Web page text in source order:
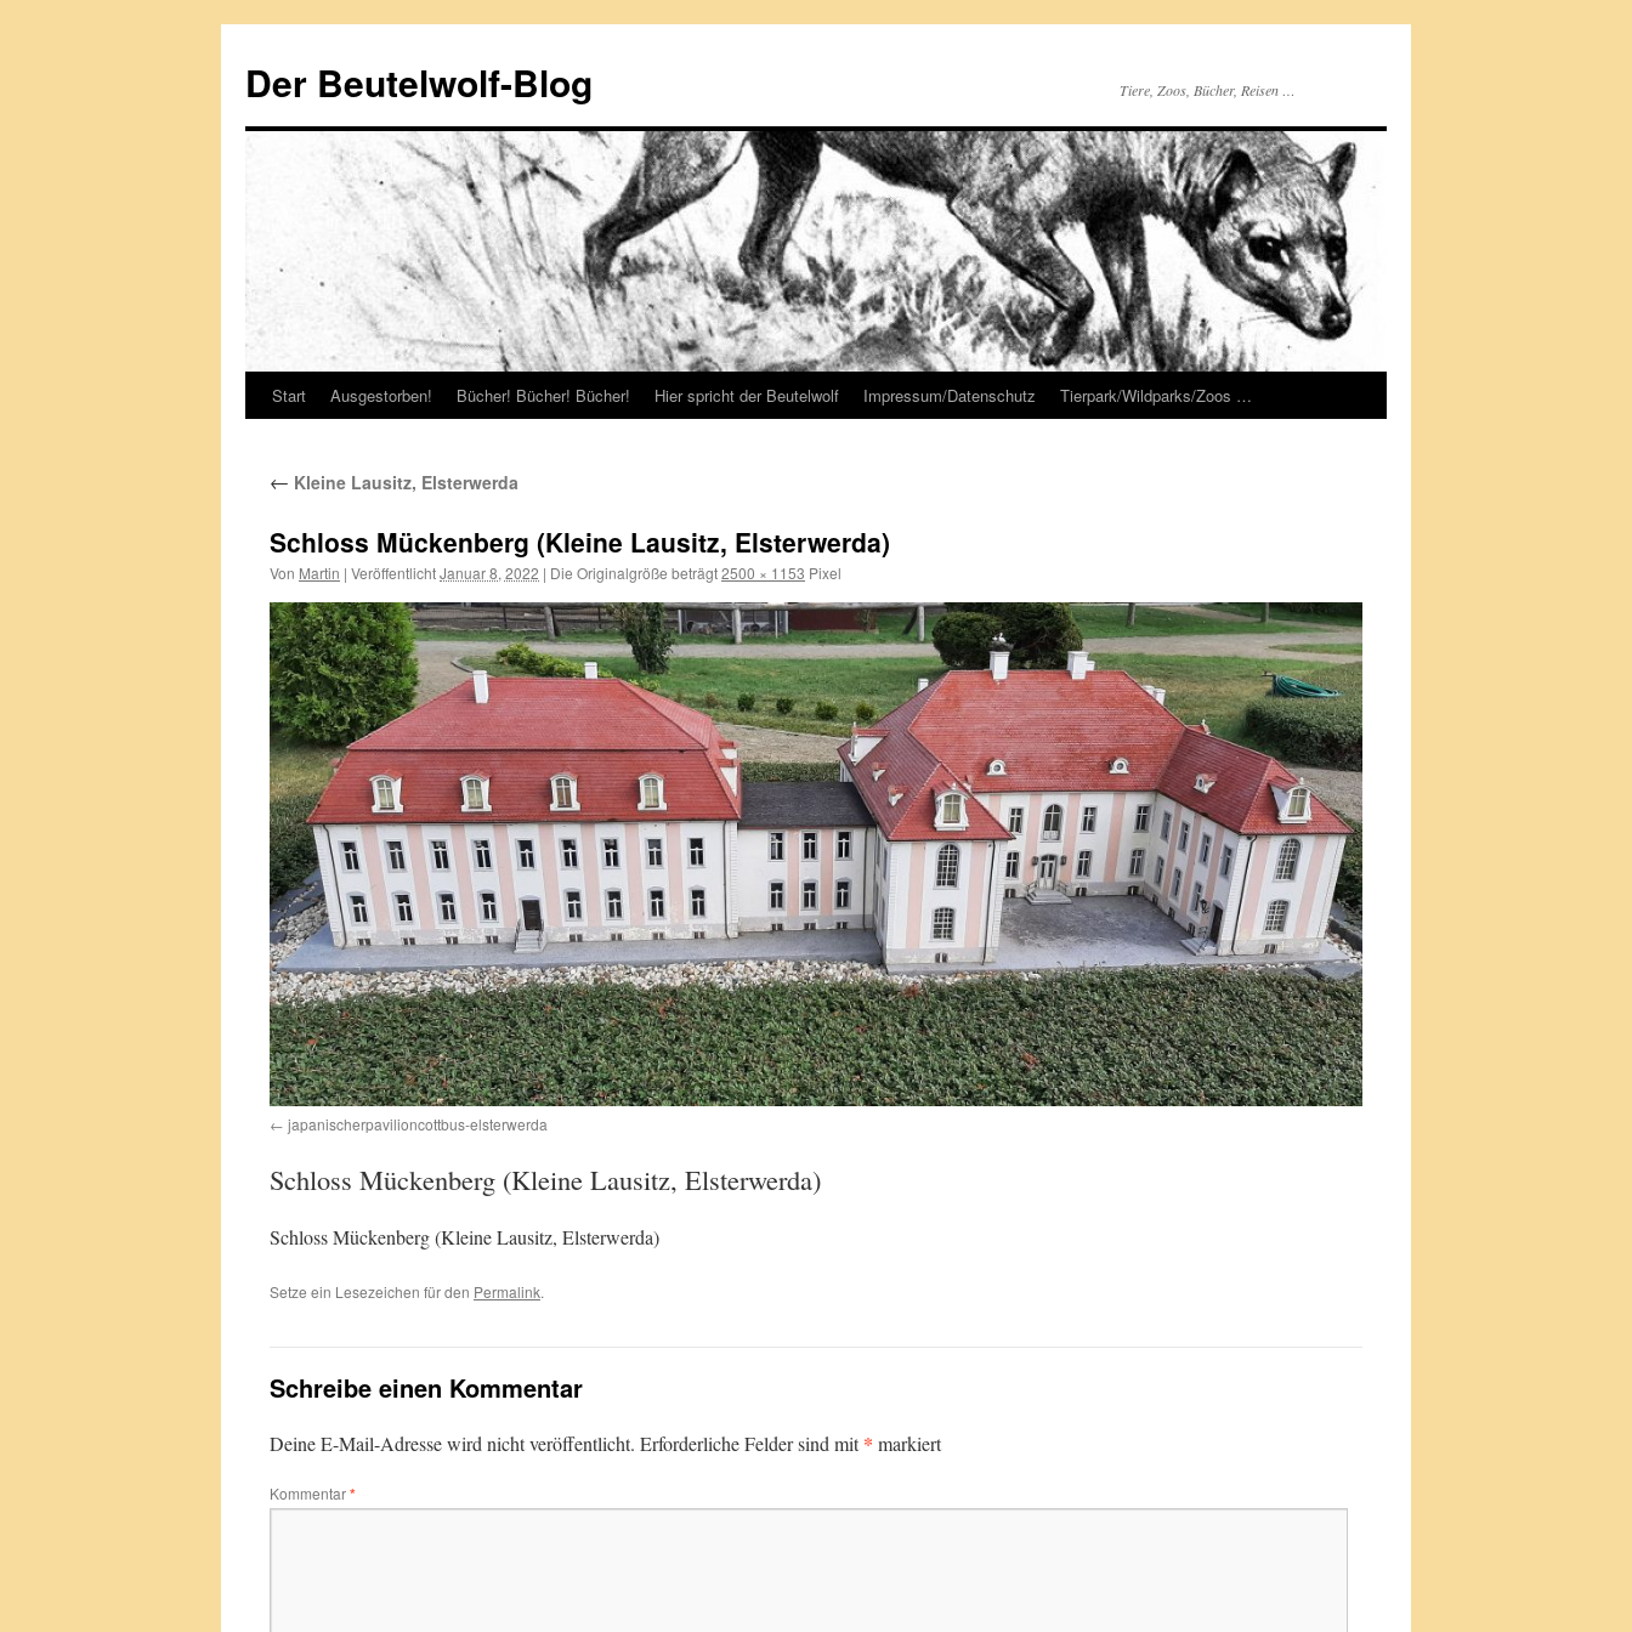
springen
Der Beutelwolf-Blog Tiere, Zoos, Bücher, Reisen …
Start Ausgestorben! Bücher! Bücher! Bücher! Hier spricht der Beutelwolf Impressum/Datenschutz Tierpark/Wildparks/Zoos …
← Kleine Lausitz, Elsterwerda
Schloss Mückenberg (Kleine Lausitz, Elsterwerda)
Von Martin | VeröffentlichtJanuar 8, 2022 | Die Originalgröße beträgt2500 × 1153 Pixel
japanischerpavilioncottbus-elsterwerda
Schloss Mückenberg (Kleine Lausitz, Elsterwerda)
Schloss Mückenberg (Kleine Lausitz, Elsterwerda)
Setze ein Lesezeichen für den Permalink.
Schreibe einen Kommentar
Deine E-Mail-Adresse wird nicht veröffentlicht. Erforderliche Felder sind mit* markiert
Kommentar*